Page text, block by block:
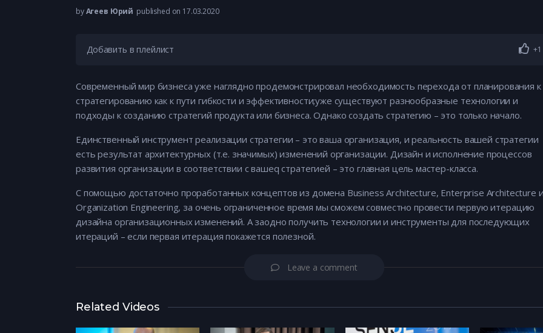
byАгеев Юрий published on 17.03.2020
Добавить в плейлист +1
Cовременный мир бизнеса уже наглядно продемонстрировал необходимость перехода от планирования к
стратегированию как к пути гибкости и эффективности;уже существуют разнообразные технологии и
подходы к созданию стратегий продукта или бизнеса. Однако создать стратегию – это только начало.
Единственный инструмент реализации стратегии – это ваша организация, и реальность вашей стратегии
есть результат архитектурных (т.е. значимых) изменений организации. Дизайн и исполнение процессов
развития организации в соответствии с вашеq стратегией – это главная цель мастер-класса.
С помощью достаточно проработанных концептов из домена Business Architecture, Enterprise Architecture
Organization Engineering, за очень ограниченное время мы сможем совместно провести первую итерацию
дизайна организационных изменений. А заодно получить технологии и инструменты для последующих
итераций – если первая итерация покажется полезной.
Leave a comment
Related Videos